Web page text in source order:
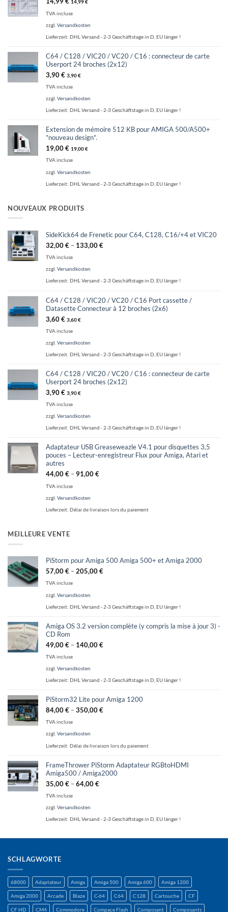
14,99€
TVA incluse
zzgl. Versandkosten
Lieferzeit: DHL Versand - 2-3 Geschäftstage in D, EU länger !
C64 / C128 / VIC20 / VC20 / C16 : connecteur de carte
Userport 24 broches (2x12)
3,90€ 3,90€
TVA incluse
zzgl. Versandkosten
Lieferzeit: DHL Versand - 2-3 Geschäftstage in D, EU länger !
Extension de mémoire 512 KB pour AMIGA 500/A500+
*nouveau design*.
19,00€ 19,00€
TVA incluse
zzgl. Versandkosten
Lieferzeit: DHL Versand - 2-3 Geschäftstage in D, EU länger !
NOUVEAUX PRODUITS
SideKick64 de Frenetic pour C64, C128, C16/+4 et VIC20
32,00€ – 133,00€
TVA incluse
zzgl. Versandkosten
Lieferzeit: DHL Versand - 2-3 Geschäftstage in D, EU länger !
C64 / C128 / VIC20 / VC20 / C16 Port cassette /
Datasette Connecteur à 12 broches (2x6)
3,60€ 3,60€
TVA incluse
zzgl. Versandkosten
Lieferzeit: DHL Versand - 2-3 Geschäftstage in D, EU länger !
C64 / C128 / VIC20 / VC20 / C16 : connecteur de carte
Userport 24 broches (2x12)
3,90€ 3,90€
TVA incluse
zzgl. Versandkosten
Lieferzeit: DHL Versand - 2-3 Geschäftstage in D, EU länger !
Adaptateur USB Greaseweazle V4.1 pour disquettes 3,5
pouces – Lecteur-enregistreur Flux pour Amiga, Atari et
autres
44,00€ –91,00€
TVA incluse
zzgl. Versandkosten
Lieferzeit: Délai de livraison lors du paiement
MEILLEURE VENTE
PiStorm pour Amiga 500 Amiga 500+ et Amiga 2000
57,00€ –205,00€
TVA incluse
zzgl. Versandkosten
Lieferzeit: DHL Versand - 2-3 Geschäftstage in D, EU länger !
Amiga OS 3.2 version complète (y compris la mise à jour 3) -
CD Rom
49,00€ – 140,00€
TVA incluse
zzgl. Versandkosten
Lieferzeit: DHL Versand - 2-3 Geschäftstage in D, EU länger !
PiStorm32 Lite pour Amiga 1200
84,00€ –350,00€
TVA incluse
zzgl.Versandkosten
Lieferzeit: Délai de livraison lors du paiement
FrameThrower PiStorm Adaptateur RGBtoHDMI
Amiga500 / Amiga2000
35,00€ –64,00€
TVA incluse
zzgl. Versandkosten
Lieferzeit: DHL Versand - 2-3 Geschäftstage in D, EU länger !
SCHLAGWORTE
68000 Adaptateur Amiga Amiga 500 Amiga 600 Amiga 1200
Amiga 2000 Arcade Blaze C-64 C64 C128 Cartouche CF
CF HD CM4 Commodore Compace Flash Composant Composants